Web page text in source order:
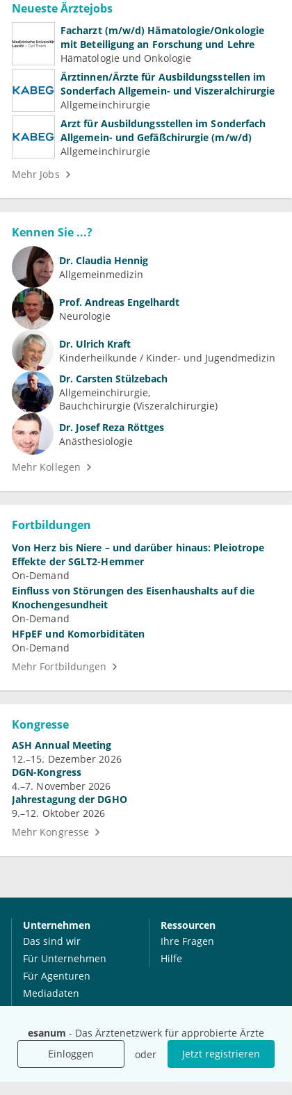
esanum - Das Ärztenetzwerk für approbierte Ärzte
Einloggen
oder Jetzt registrieren
Neueste Ärztejobs
Facharzt (m/w/d) Hämatologie/Onkologie
mit Beteiligung an Forschung und Lehre
Hämatologie und Onkologie
Ärztinnen/Ärzte für Ausbildungsstellen im
Sonderfach Allgemein- und Viszeralchirurgie
Allgemeinchirurgie
Arzt für Ausbildungsstellen im Sonderfach
Allgemein- und Gefäßchirurgie (m/w/d)
Allgemeinchirurgie
Mehr Jobs
Kennen Sie ...?
Dr. Claudia Hennig
Allgemeinmedizin
Prof. Andreas Engelhardt
Neurologie
Dr. Ulrich Kraft
Kinderheilkunde / Kinder- und Jugendmedizin
Dr. Carsten Stülzebach
Allgemeinchirurgie
Bauchchirurgie (Viszeralchirurgie)
Dr. Josef Reza Röttges
Anästhesiologie
Mehr Kollegen
Fortbildungen
Von Herz bis Niere – und darüber hinaus: Pleiotrope
Effekte der SGLT2-Hemmer
On-Demand
Einfluss von Störungen des Eisenhaushalts auf die
Knochengesundheit
On-Demand
HFpEF und Komorbiditäten
On-Demand
Mehr Fortbildungen
Kongresse
ASH Annual Meeting
12.–15. Dezember 2026
DGN-Kongress
4.–7. November 2026
Jahrestagung der DGHO
9.–12. Oktober 2026
Mehr Kongresse
Unternehmen
Das sind wir
Für Unternehmen
Für Agenturen
Mediadaten
Karriere
Ressourcen
Ihre Fragen
Hilfe